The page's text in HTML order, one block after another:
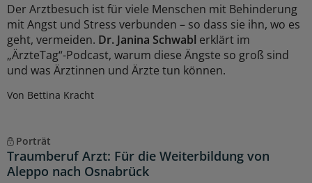
Der Arztbesuch ist für viele Menschen mit Behinderung
mit Angst und Stress verbunden – so dass sie ihn, wo es
geht, vermeiden. Dr. Janina Schwabl erklärt im
„ÄrzteTag“-Podcast, warum diese Ängste so groß sind
und was Ärztinnen und Ärzte tun können.
Von Bettina Kracht
Porträt
Traumberuf Arzt: Für die Weiterbildung von
Aleppo nach Osnabrück